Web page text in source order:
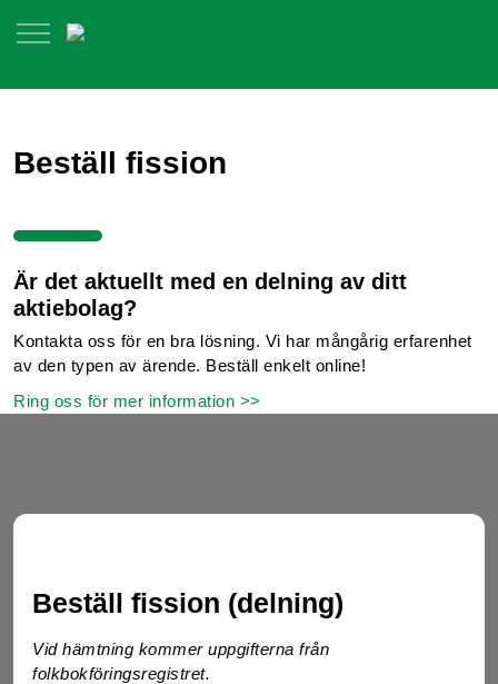
Beställ fission
Är det aktuellt med en delning av ditt
aktiebolag?
Kontakta oss för en bra lösning. Vi har mångårig erfarenhet
av den typen av ärende. Beställ enkelt online!
Ring oss för mer information >>
Beställ fission (delning)
Vid hämtning kommer uppgifterna från
folkbokföringsregistret.